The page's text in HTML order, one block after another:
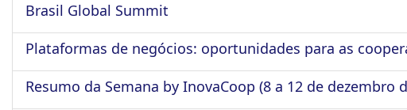
Brasil Global Summit
Plataformas de negócios: oportunidades para as
Resumo da Semana by InovaCoop (8 a 12 de dezembro